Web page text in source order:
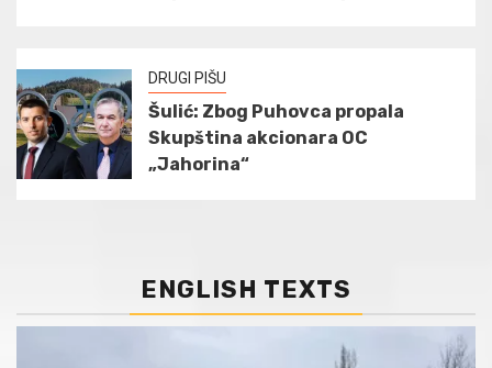
DRUGI PIŠU
Šulić: Zbog Puhovca propala
Skupština akcionara OC
„Jahorina“
ENGLISH TEXTS